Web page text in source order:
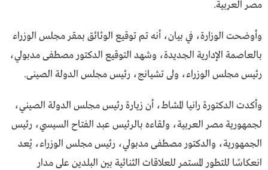
مصر العربية.
وأوضحت الوزارة، في بيان، أنه تم توقيع الوثائق بمقر مجلس الوزراء
بالعاصمة الإدارية الجديدة، وشهد التوقيع الدكتور مصطفى مدبولي،
رئيس مجلس الوزراء، ولى تشيانج، رئيس مجلس الدولة الصينى.
وأكدت الدكتورة رانيا المشاط، أن زيارة رئيس مجلس الدولة الصيني،
لجمهورية مصر العربية، ولقاءه بالرئيس عبد الفتاح السيسي، رئيس
الجمهورية، والدكتور مصطفى مدبولي، رئيس مجلس الوزراء، يُعد
انعكاسًا للتطور المستمر للعلاقات الثنائية بين البلدين على مدار